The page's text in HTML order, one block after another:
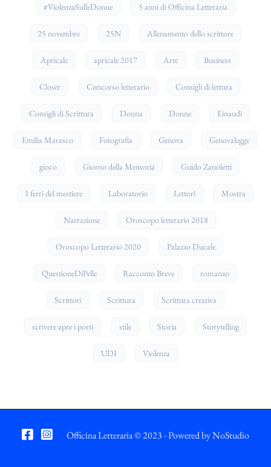
#ViolenzaSulleDonne 5 anni di Officina Letteraria
25 novembre 25N Allenamento dello scrittore
Apricale apricale 2017 Arte Business
Closer Concorso letterario Consigli di lettura
Consigli di Scrittura Donna Donne Einaudi
Emilia Marasco Fotografia Genova Genovalegge
gioco Giorno della Memoria Guido Zanoletti
I ferri del mestiere Laboratorio Lettori Mostra
Narrazione Oroscopo letterario 2018
Oroscopo Letterario 2020 Palazzo Ducale
QuestioneDiPelle Racconto Breve romanzo
Scrittori Scrittura Scrittura creativa
scrivere apre i porti stile Storia Storytelling
UDI Violenza
Officina Letteraria © 2023 - Powered byNoStudio